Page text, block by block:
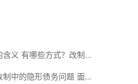
义 有哪些方式？改制
属于什么性质？
制中的隐形债务问题 面